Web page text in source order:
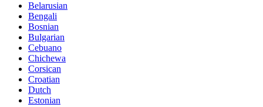
Belarusian
Bengali
Bosnian
Bulgarian
Cebuano
Chichewa
Corsican
Croatian
Dutch
Estonian